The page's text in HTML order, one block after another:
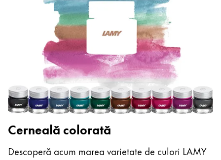
Cerneală colorată
Descoperă acum marea varietate de culori LAMY